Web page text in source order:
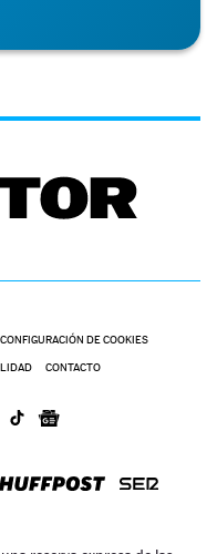
CONFIGURACIÓN DE COOKIES
CONTACTO